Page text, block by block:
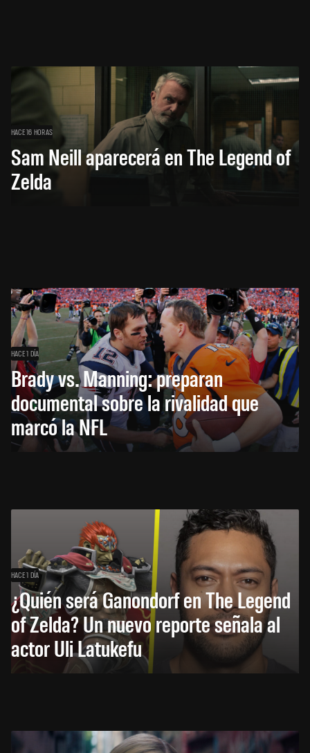
HACE 16 HORAS
Sam Neill aparecerá en The Legend of
Zelda
HACE 1 DÍA
Brady vs. Manning: preparan
documental sobre la rivalidad que
marcó la NFL
HACE 1 DÍA
¿Quién será Ganondorf en The Legend
of Zelda? Un nuevo reporte señala al
actor Uli Latukefu